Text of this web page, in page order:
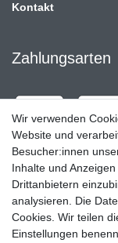
Kontakt
Zahlungsarten
Wir verwenden
Website und
Besucher:innen
Inhalte und
Drittanbietern
analysieren. Die
Cookies. Wir teilen
Einstellungen